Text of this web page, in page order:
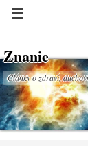
Znanie
Články o zdraví,